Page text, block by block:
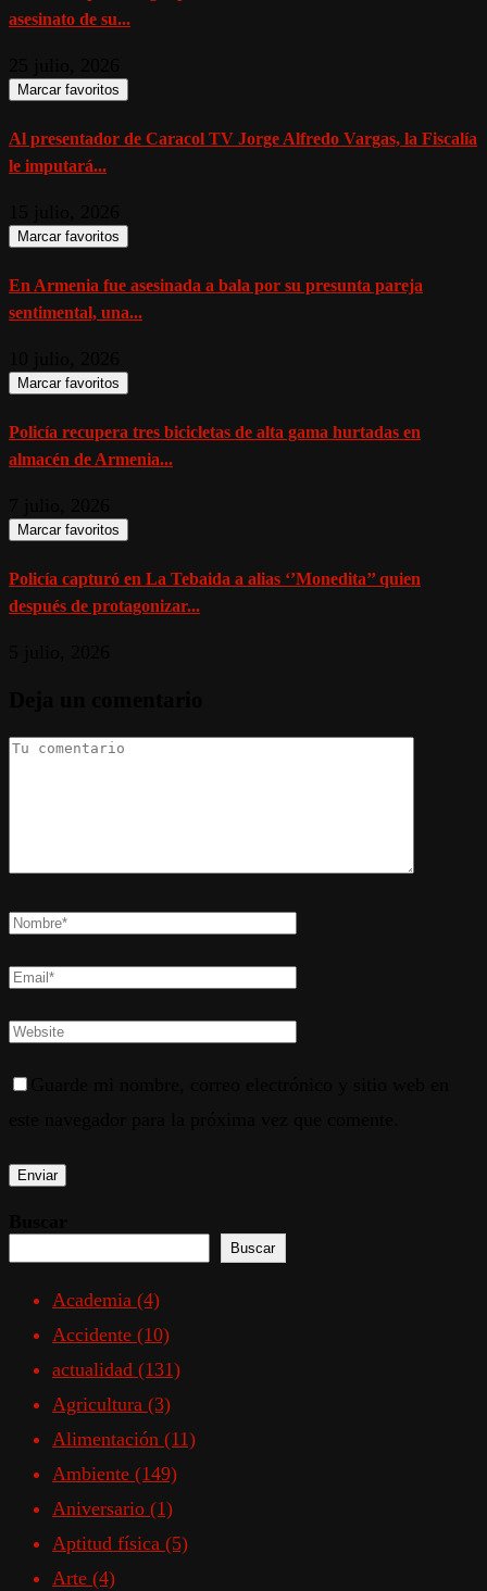
asesinato de su...
Marcar favoritos
Al presentador de Caracol TV Jorge Alfredo Vargas, la Fiscalía
le imputará...
Marcar favoritos
En Armenia fue asesinada a bala por su presunta pareja
sentimental, una...
Marcar favoritos
Policía recupera tres bicicletas de alta gama hurtadas en
almacén de Armenia...
Marcar favoritos
Policía capturó en La Tebaida a alias ‘’Monedita’’ quien
después de protagonizar...
Buscar
Academia (4)
Accidente (10)
actualidad (131)
Agricultura (3)
Alimentación (11)
Ambiente (149)
Aniversario (1)
Aptitud física (5)
Arte (4)